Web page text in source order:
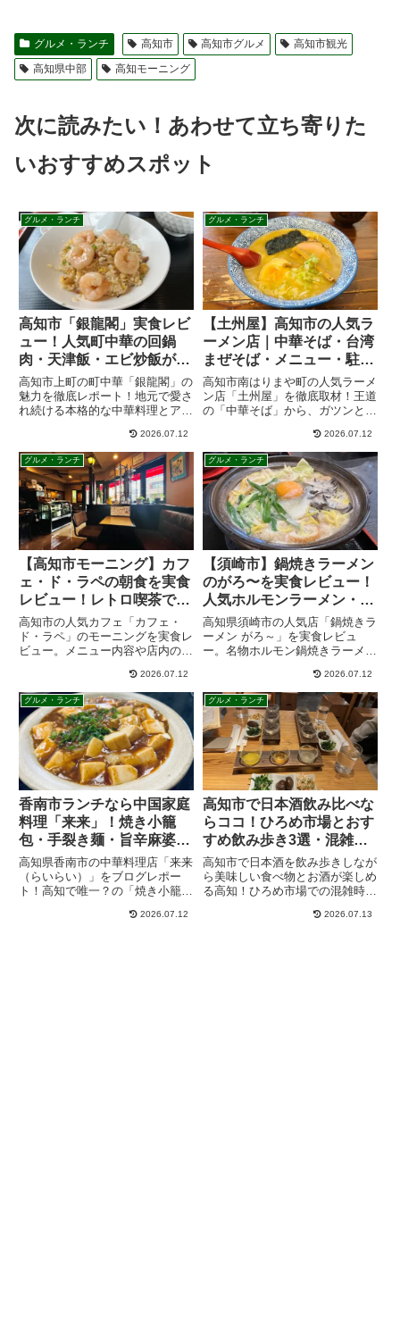
グルメ・ランチ 高知市 高知市グルメ
高知市観光
高知県中部
高知モーニング
次に読みたい！あわせて立ち寄りた
いおすすめスポット
グルメ・ランチ
高知市「銀龍閣」実食レビ
ュー！人気町中華の回鍋
肉・天津飯・エビ炒飯がお
すすめ
高知市上町の町中華「銀龍閣」の
魅力を徹底レポート！地元で愛さ
れ続ける本格的な中華料理とアッ
のラーメンやエビ炒飯、お得なラ
ンチセットなど、銀龍閣のおすす
めメニューやアクセス、営業時間
まで詳しくチェックして、あなた
のお気に入りを見つけよう！
2026.07.12
グルメ・ランチ
【土州屋】高知市の人気ラ
ーメン店｜中華そば・台湾
まぜそば・メニュー・駐車
場情報
高知市南はりまや町の人気ラーメ
ン店「土州屋」を徹底取材！王道
の「中華そば」から、ガツンと旨
の隠れ名物「いりこ出汁そば」、
さらに店主渾身の絶品餃子まで、
実食した感想とともに基本情報や
アクセスを分かりやすく解説しま
す。
2026.07.12
グルメ・ランチ
【高知市モーニング】カフ
ェ・ド・ラペの朝食を実食
レビュー！レトロ喫茶で楽
しむ人気モーニング
高知市の人気カフェ「カフェ・
ド・ラペ」のモーニングを実食レ
ビュー。メニュー内容や店内の雰
場情報まで詳しく紹介します。高
知市でおすすめのモーニングスポ
ットを探している方必見です。
2026.07.12
グルメ・ランチ
【須崎市】鍋焼きラーメン
のがろ〜を実食レビュー！
人気ホルモンラーメン・メ
ニュー・駐車場情報
高知県須崎市の人気店「鍋焼きラ
ーメン がろ～」を実食レビュ
ー。名物ホルモン鍋焼きラーメン
アクセス情報まで詳しく紹介。須
崎観光やランチ選びにおすすめの
一軒です。
2026.07.12
グルメ・ランチ
香南市ランチなら中国家庭
料理「来来」！焼き小籠
包・手裂き麺・旨辛麻婆豆
腐を実食レビュー
高知県香南市の中華料理店「来来
（らいらい）」をブログレポー
ト！高知で唯一？の「焼き小籠
裂き麺」や本格的な辛さがクセに
2026.07.12
グルメ・ランチ
高知市で日本酒飲み比べな
らココ！ひろめ市場とおす
すめ飲み歩き3選・混雑回
避術も紹介
高知市で日本酒を飲み歩きしなが
ら美味しい食べ物とお酒が楽しめ
る高知！ひろめ市場での混雑時の
で飲む高知の地酒の飲み比べは最
2026.07.13